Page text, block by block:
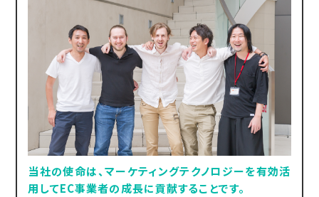
当社の使命は、マーケティングテクノロジーを有効活
用してEC事業者の成長に貢献することです。